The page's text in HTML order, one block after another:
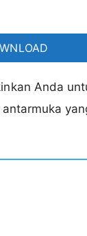
Anda